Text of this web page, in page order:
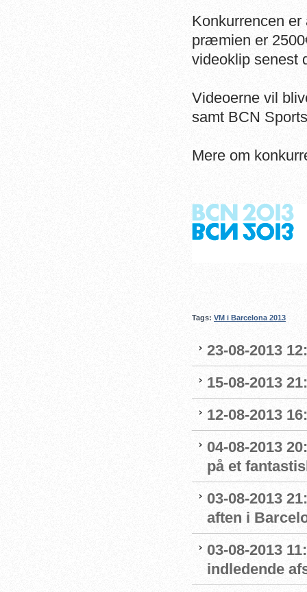
Konkurrencen
præmien er
videoklip senest
Videoerne vil
samt BCN
Mere om
Tags: VM i Barcelona 2013
23-08-2013
15-08-2013
12-08-2013
04-08-2013
på et
03-08-2013
aften i
03-08-2013
indledende